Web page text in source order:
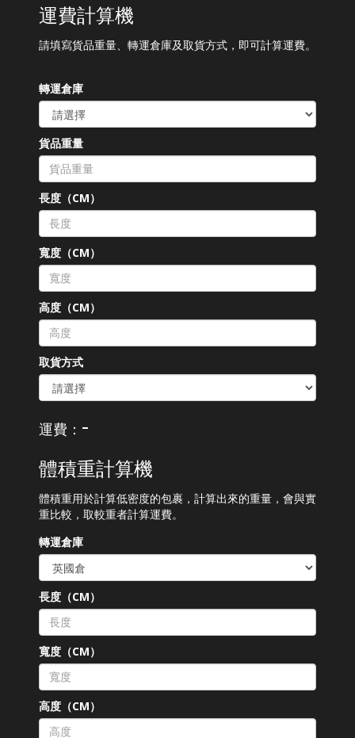
運費計算機
請填寫貨品重量、轉運倉庫及取貨方式，即可計算運費。
轉運倉庫
貨品重量
長度（CM）
寬度（CM）
高度（CM）
取貨方式
運費： -
體積重計算機
體積重用於計算低密度的包裹，計算出來的重量，會與實
重比較，取較重者計算運費。
轉運倉庫
長度（CM）
寬度（CM）
高度（CM）